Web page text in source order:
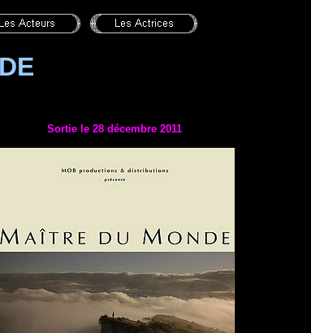
Sortie le 28 décembre 2011